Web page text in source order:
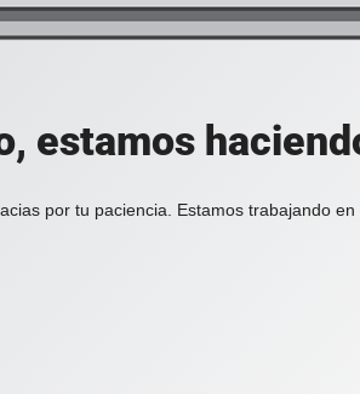
estamos
por tu paciencia. Estamos trabajando